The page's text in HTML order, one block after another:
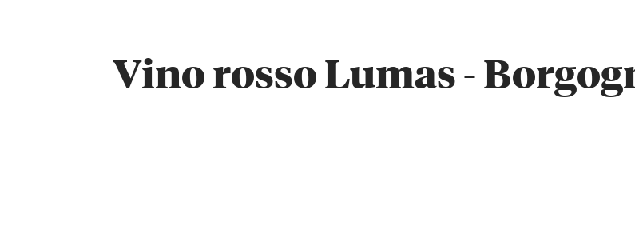
Vino rosso Lumas -